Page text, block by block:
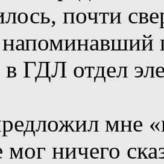
почти
в ГДЛ отдел
мне
мог ничего